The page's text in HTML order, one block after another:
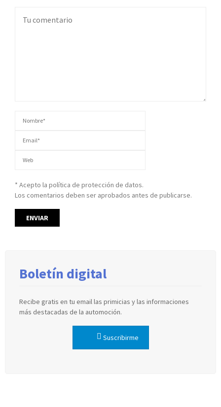
* Acepto la política de protección de datos.
Los comentarios deben ser aprobados antes de publicarse.
Boletín digital
Recibe gratis en tu email las primicias y las informaciones
más destacadas de la automoción.
Suscribirme